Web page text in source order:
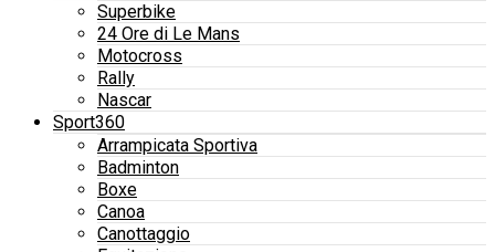
Superbike
24 Ore di Le Mans
Motocross
Rally
Nascar
Sport360
Arrampicata Sportiva
Badminton
Boxe
Canoa
Canottaggio